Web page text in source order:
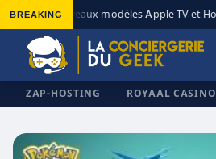
BREAKING
◆ Nouveaux modèles Apple TV et
ZAP-HOSTING ROYAAL CASINO